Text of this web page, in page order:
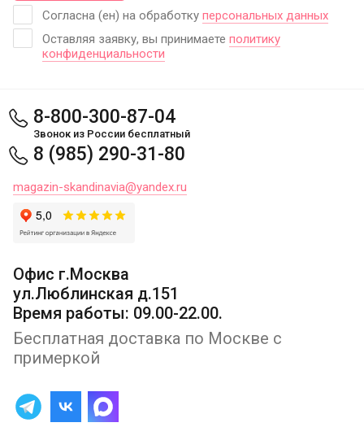
Согласна (ен) на обработку персональных данных
Оставляя заявку, вы принимаете политику
конфиденциальности
8-800-300-87-04
Звонок из России бесплатный
8 (985) 290-31-80
magazin-skandinavia@yandex.ru
Офис г.Москва
ул.Люблинская д.151
Время работы: 09.00-22.00.
Бесплатная доставка по Москве с
примеркой